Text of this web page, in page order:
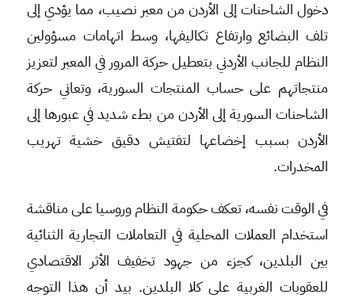
دخول الشاحنات إلى الأردن من معبر نصيب، مما يؤدي إلى
تلف البضائع وارتفاع تكاليفها، وسط اتهامات مسؤولين
النظام للجانب الأردني بتعطيل حركة المرور في المعبر لتعزيز
منتجاتهم على حساب المنتجات السورية، وتعاني حركة
الشاحنات السورية إلى الأردن من بطء شديد في عبورها إلى
الأردن بسبب إخضاعها لتفتيش دقيق خشية تهريب
المخدرات.
في الوقت نفسه، تعكف حكومة النظام وروسيا على مناقشة
استخدام العملات المحلية في التعاملات التجارية الثنائية
بين البلدين، كجزء من جهود تخفيف الأثر الاقتصادي
للعقوبات الغربية على كلا البلدين. بيد أن هذا التوجه